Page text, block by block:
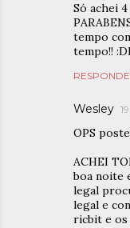
Só achei 4
tempo
tempo!!
Wesley
OPS
ACHEI
boa noite
legal
legal e
ricbit e os